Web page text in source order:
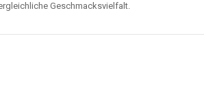
Geschmacksvielfalt.